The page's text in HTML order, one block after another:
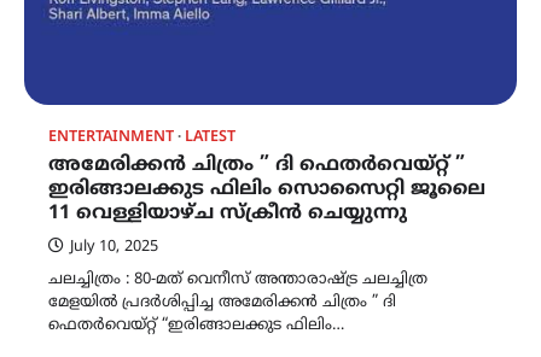
ENTERTAINMENT LATEST
അമേരിക്കൻ ചിത്രം ” ദി ഫെതർവെയ്റ്റ് ”
ഇരിങ്ങാലക്കുട ഫിലിം സൊസൈറ്റി ജൂലൈ
11 വെള്ളിയാഴ്ച സ്ക്രീൻ ചെയ്യുന്നു
July 10, 2025
ചലച്ചിത്രം : 80-മത് വെനീസ് അന്താരാഷ്ട്ര ചലച്ചിത്ര
മേളയിൽ പ്രദർശിപ്പിച്ച അമേരിക്കൻ ചിത്രം ” ദി
ഫെതർവെയ്റ്റ് “ഇരിങ്ങാലക്കുട ഫിലിം…